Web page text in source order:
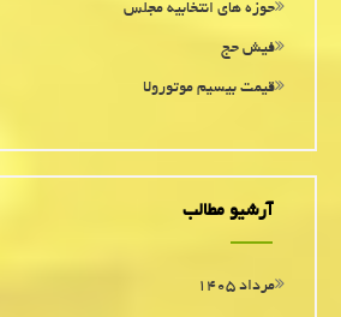
حوزه های انتخابیه مجلس
فیش حج
قیمت بیسیم موتورولا
آرشیو مطالب
مرداد ۱۴۰۵